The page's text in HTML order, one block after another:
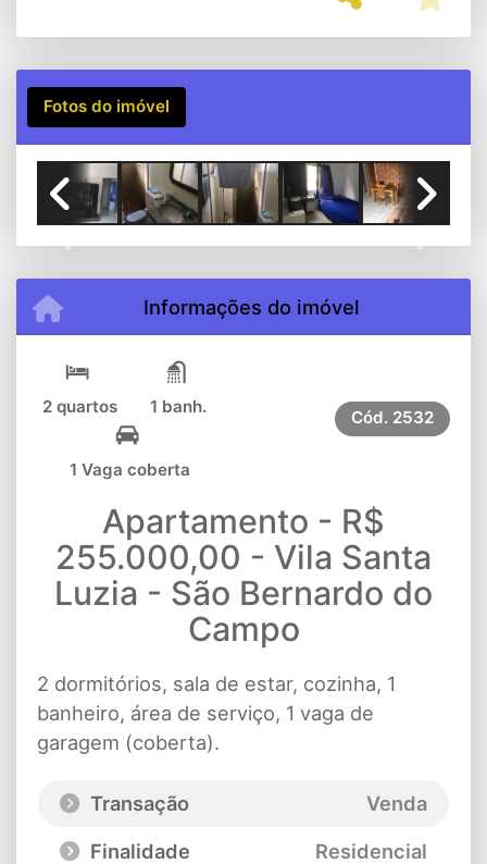
Fotos do imóvel
Informações do imóvel
2 quartos 1 banh.
1 Vaga coberta
Cód. 2532
Apartamento - R$
255.000,00 - Vila Santa
Luzia - São Bernardo do
Campo
2 dormitórios, sala de estar, cozinha, 1
banheiro, área de serviço, 1 vaga de
garagem (coberta).
Transação
Venda
Finalidade
Residencial